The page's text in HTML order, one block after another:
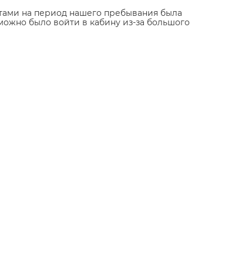
на период нашего пребывания была
было войти в кабину из-за большого